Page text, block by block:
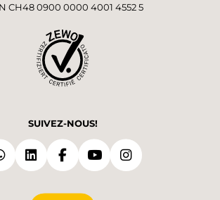
CH48 0900 0000 4001 4552 5
SUIVEZ-NOUS!